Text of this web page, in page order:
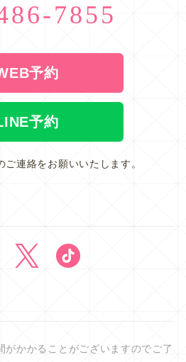
7855
予約
予約
連絡をお願いいたします。
かかることがございますのでご了